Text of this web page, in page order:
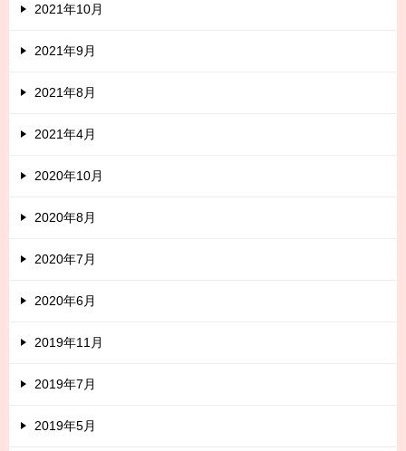
2021年10月
2021年9月
2021年8月
2021年4月
2020年10月
2020年8月
2020年7月
2020年6月
2019年11月
2019年7月
2019年5月